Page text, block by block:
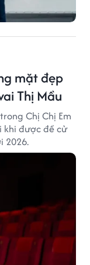
mặt đẹp
Thị Mầu
Chị Chị Em
khi được đề cử
2026.